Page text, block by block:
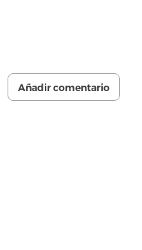
Añadir comentario